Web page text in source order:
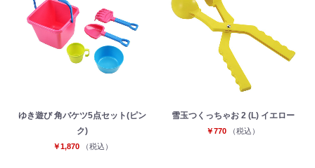
ゆき遊び 角バケツ5点セット(ピン
ク)
￥1,870 （税込）
雪玉つくっちゃお 2 (L) イエロー
￥770 （税込）